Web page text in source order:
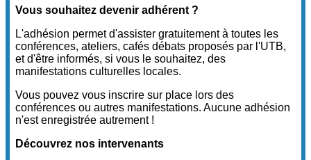
Vous souhaitez devenir adhérent ?
L'adhésion permet d'assister gratuitement à toutes les
conférences, ateliers, cafés débats proposés par l'UTB,
et d'être informés, si vous le souhaitez, des
manifestations culturelles locales.
Vous pouvez vous inscrire sur place lors des
conférences ou autres manifestations. Aucune adhésion
n'est enregistrée autrement !
Découvrez nos intervenants